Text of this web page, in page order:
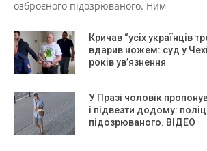
озброєного підозрюваного. Ним
Кричав “усіх українців
вдарив ножем: суд у
років ув’язнення
У Празі чоловік
і підвезти додому:
підозрюваного. ВІДЕО